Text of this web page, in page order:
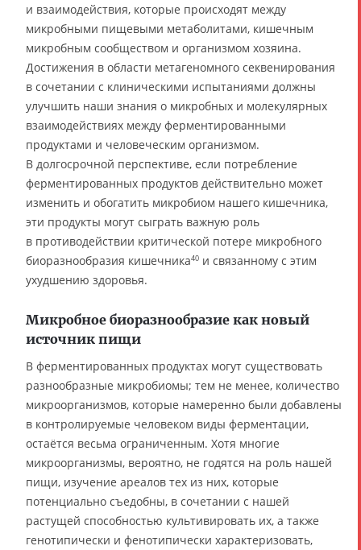
и взаимодействия, которые происходят между
микробными пищевыми метаболитами, кишечным
микробным сообществом и организмом хозяина.
Достижения в области метагеномного секвенирования
в сочетании с клиническими испытаниями должны
улучшить наши знания о микробных и молекулярных
взаимодействиях между ферментированными
продуктами и человеческим организмом.
В долгосрочной перспективе, если потребление
ферментированных продуктов действительно может
изменить и обогатить микробиом нашего кишечника,
эти продукты могут сыграть важную роль
в противодействии критической потере микробного
биоразнообразия кишечника40 и связанному с этим
ухудшению здоровья.
Микробное биоразнообразие как новый
источник пищи
В ферментированных продуктах могут существовать
разнообразные микробиомы; тем не менее, количество
микроорганизмов, которые намеренно были добавлены
в контролируемые человеком виды ферментации,
остаётся весьма ограниченным. Хотя многие
микроорганизмы, вероятно, не годятся на роль нашей
пищи, изучение ареалов тех из них, которые
потенциально съедобны, в сочетании с нашей
растущей способностью культивировать их, а также
генотипически и фенотипически характеризовать,